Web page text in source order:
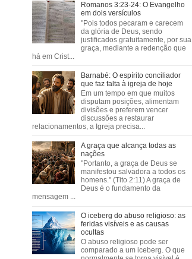
Romanos 3:23-24: O Evangelho
em dois versículos
"Pois todos pecaram e carecem
da glória de Deus, sendo
justificados gratuitamente, por sua
graça, mediante a redenção que
há em Crist...
Barnabé: O espírito conciliador
que faz falta à igreja de hoje
Em um tempo em que muitos
disputam posições, alimentam
divisões e preferem vencer
discussões a restaurar
relacionamentos, a Igreja precisa...
A graça que alcança todas as
nações
"Portanto, a graça de Deus se
manifestou salvadora a todos os
homens." (Tito 2:11) A graça de
Deus é o fundamento da
mensagem ...
O iceberg do abuso religioso: as
feridas visíveis e as causas
ocultas
O abuso religioso pode ser
comparado a um iceberg. O que